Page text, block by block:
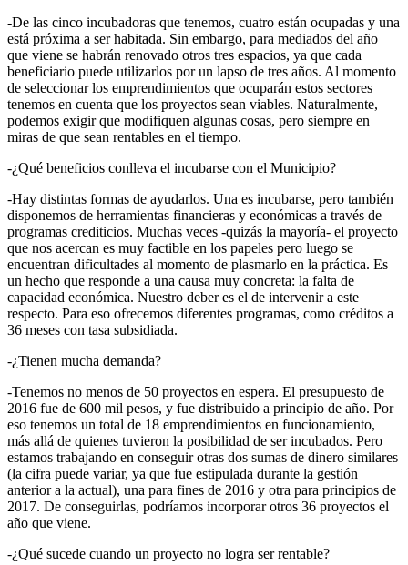
-De las cinco incubadoras que tenemos, cuatro están ocupadas y una
está próxima a ser habitada. Sin embargo, para mediados del año
que viene se habrán renovado otros tres espacios, ya que cada
beneficiario puede utilizarlos por un lapso de tres años. Al momento
de seleccionar los emprendimientos que ocuparán estos sectores
tenemos en cuenta que los proyectos sean viables. Naturalmente,
podemos exigir que modifiquen algunas cosas, pero siempre en
miras de que sean rentables en el tiempo.
-¿Qué beneficios conlleva el incubarse con el Municipio?
-Hay distintas formas de ayudarlos. Una es incubarse, pero también
disponemos de herramientas financieras y económicas a través de
programas crediticios. Muchas veces -quizás la mayoría- el proyecto
que nos acercan es muy factible en los papeles pero luego se
encuentran dificultades al momento de plasmarlo en la práctica. Es
un hecho que responde a una causa muy concreta: la falta de
capacidad económica. Nuestro deber es el de intervenir a este
respecto. Para eso ofrecemos diferentes programas, como créditos a
36 meses con tasa subsidiada.
-¿Tienen mucha demanda?
-Tenemos no menos de 50 proyectos en espera. El presupuesto de
2016 fue de 600 mil pesos, y fue distribuido a principio de año. Por
eso tenemos un total de 18 emprendimientos en funcionamiento,
más allá de quienes tuvieron la posibilidad de ser incubados. Pero
estamos trabajando en conseguir otras dos sumas de dinero similares
(la cifra puede variar, ya que fue estipulada durante la gestión
anterior a la actual), una para fines de 2016 y otra para principios de
2017. De conseguirlas, podríamos incorporar otros 36 proyectos el
año que viene.
-¿Qué sucede cuando un proyecto no logra ser rentable?